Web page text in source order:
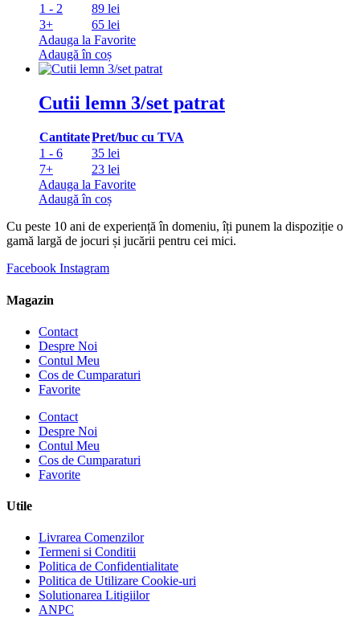
1 - 2
89 lei
3+
65 lei
Adauga la Favorite
Adaugă în coș
Cutii lemn 3/set patrat
CantitatePret/buc cu TVA
1 - 6
35 lei
7+
23 lei
Adauga la Favorite
Adaugă în coș
Cu peste 10 ani de experiență în domeniu, îți punem la dispoziție o
gamă largă de jocuri și jucării pentru cei mici.
Facebook Instagram
Magazin
Contact
Despre Noi
Contul Meu
Cos de Cumparaturi
Favorite
Contact
Despre Noi
Contul Meu
Cos de Cumparaturi
Favorite
Utile
Livrarea Comenzilor
Termeni si Conditii
Politica de Confidentialitate
Politica de Utilizare Cookie-uri
Solutionarea Litigiilor
ANPC